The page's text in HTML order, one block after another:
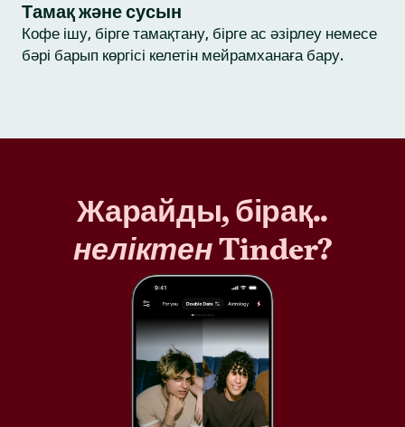
Тамақ және сусын
Кофе ішу, бірге тамақтану, бірге ас әзірлеу немесе
бәрі барып көргісі келетін мейрамханаға бару.
Жарайды, бірақ..
неліктенTinder?